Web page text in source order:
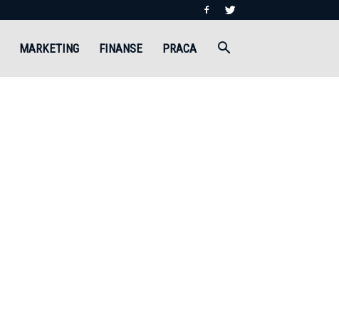
MARKETING FINANSE PRACA